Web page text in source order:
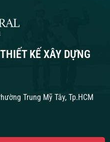
KẾ XÂY DỰNG
Trung Mỹ Tây, Tp.HCM